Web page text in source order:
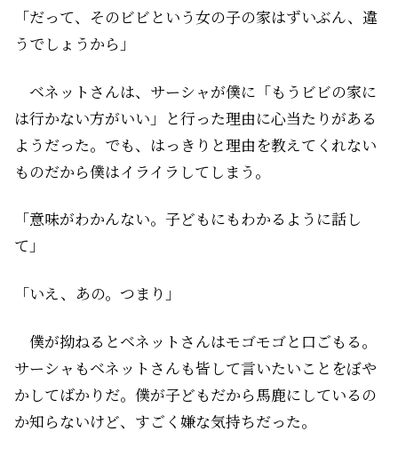
「だって、そのビビという女の子の家は――ずいぶん、違
うでしょうから」
ベネットさんは、サーシャが僕に「もうビビの家に
は行かない方がいい」と行った理由に心当たりがある
ようだった。でも、はっきりと理由を教えてくれない
ものだから僕はイライラしてしまう。
「意味がわかんない。子どもにもわかるように話し
て」
「いえ、あの。つまり――」
僕が拗ねるとベネットさんはモゴモゴと口ごもる。
サーシャもベネットさんも皆して言いたいことをぼや
かしてばかりだ。僕が子どもだから馬鹿にしているの
か知らないけど、すごく嫌な気持ちだった。